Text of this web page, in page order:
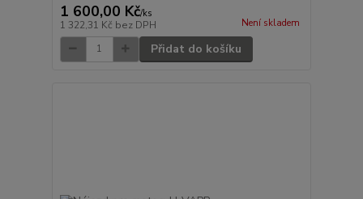
1 600,00 Kč/ks
1 322,31 Kč bez DPH Není skladem
Přidat do košíku